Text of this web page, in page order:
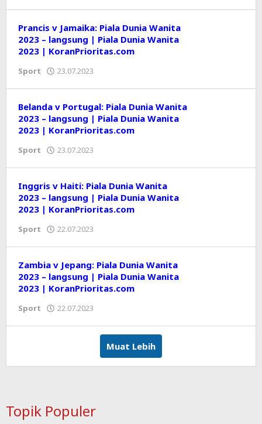
Prancis v Jamaika: Piala Dunia Wanita
2023 – langsung | Piala Dunia Wanita
2023 | KoranPrioritas.com
Sport 23.07.2023
Belanda v Portugal: Piala Dunia Wanita
2023 – langsung | Piala Dunia Wanita
2023 | KoranPrioritas.com
Sport 23.07.2023
Inggris v Haiti: Piala Dunia Wanita
2023 – langsung | Piala Dunia Wanita
2023 | KoranPrioritas.com
Sport 22.07.2023
Zambia v Jepang: Piala Dunia Wanita
2023 – langsung | Piala Dunia Wanita
2023 | KoranPrioritas.com
Sport 22.07.2023
Muat Lebih
Topik Populer